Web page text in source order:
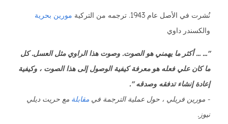
نُشرت في الأصل عام 1943. ترجمه من التركية
مورين بحرية
والكسندر داوي
"... ... أكثر ما يهمني هو الصوت. وصوت هذا الراوي مثل العسل. كل
ما كان علي فعله هو معرفة كيفية الوصول إلى هذا الصوت ، وكيفية
إعادة إنشاء تدفقه وصدقه ".
- مورين فريلي ، حول عملية الترجمة في مقابلة مع حريت ديلي
نيوز.